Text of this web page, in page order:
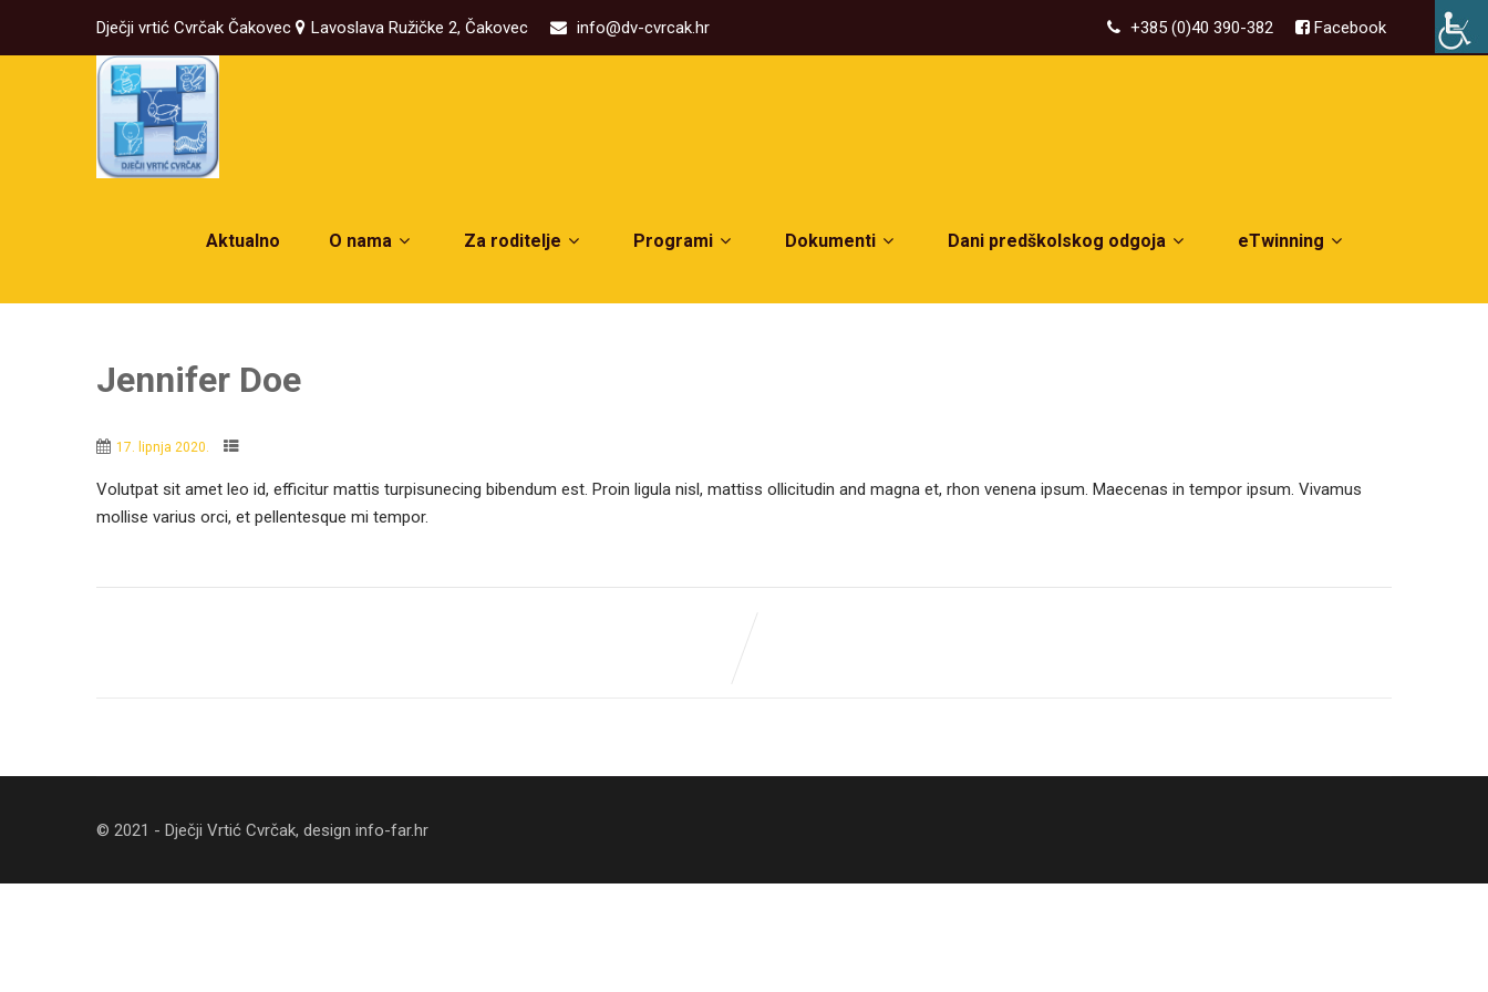
Dječji vrtić Cvrčak Čakovec Lavoslava Ružičke 2, Čakovec info@dv-cvrcak.hr +385 (0)40 390-382 Facebook
Aktualno O nama Za roditelje Programi Dokumenti Dani predškolskog odgoja eTwinning
Jennifer Doe
17. lipnja 2020.
Volutpat sit amet leo id, efficitur mattis turpisunecing bibendum est. Proin ligula nisl, mattiss ollicitudin and magna et, rhon venena ipsum. Maecenas in tempor ipsum. Vivamus
mollise varius orci, et pellentesque mi tempor.
© 2021 - Dječji Vrtić Cvrčak, design info-far.hr